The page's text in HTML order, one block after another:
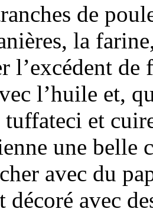
de
la
l’excédent de
l’huile et,
et
une belle
avec du
décoré avec